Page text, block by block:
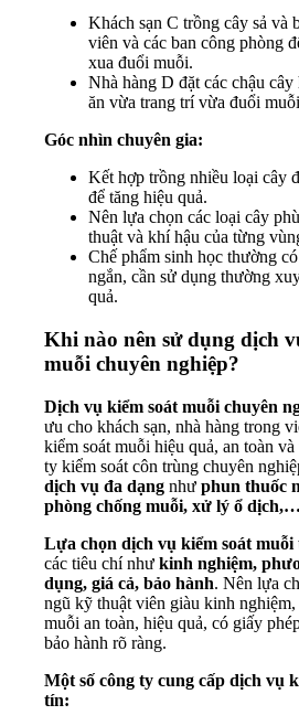
Khách sạn C trồng cây sả và
viên và các ban công phòng
xua đuổi muỗi.
Nhà hàng D đặt các chậu
ăn vừa trang trí vừa đuổi
Góc nhìn chuyên gia:
Kết hợp trồng nhiều loại cây
để tăng hiệu quả.
Nên lựa chọn các loại cây
thuật và khí hậu của từng
Chế phẩm sinh học thường
ngắn, cần sử dụng thường
quả.
Khi nào nên sử dụng dịch
muỗi chuyên nghiệp?
Dịch vụ kiểm soát muỗi chuyên
ưu cho khách sạn, nhà hàng trong
kiểm soát muỗi hiệu quả, an toàn
ty kiểm soát côn trùng chuyên
dịch vụ đa dạng như phun thuốc
phòng chống muỗi, xử lý ổ dịch,…
Lựa chọn dịch vụ kiểm soát muỗi
các tiêu chí như kinh nghiệm,
dụng, giá cả, bảo hành. Nên lựa
ngũ kỹ thuật viên giàu kinh
muỗi an toàn, hiệu quả, có giấy
bảo hành rõ ràng.
Một số công ty cung cấp dịch vụ
tín: